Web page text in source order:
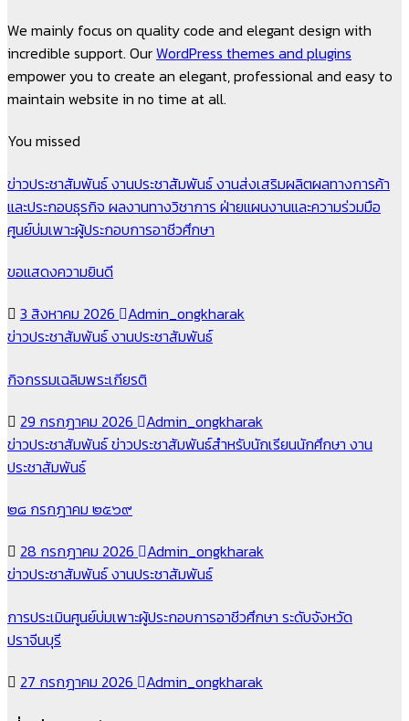
We mainly focus on quality code and elegant design with
incredible support. OurWordPress themes and plugins
empower you to create an elegant, professional and easy to
maintain website in no time at all.
You missed
ข่าวประชาสัมพันธ์งานประชาสัมพันธ์งานส่งเสริมผลิตผลทางการค้า
และประกอบธุรกิจ ผลงานทางวิชาการ ฝ่ายแผนงานและความร่วมมือ
ศูนย์บ่มเพาะผู้ประกอบการอาชีวศึกษา
ขอแสดงความยินดี
3 สิงหาคม 2026
Admin_ongkharak
ข่าวประชาสัมพันธ์งานประชาสัมพันธ์
กิจกรรมเฉลิมพระเกียรติ
29 กรกฎาคม 2026
Admin_ongkharak
ข่าวประชาสัมพันธ์ข่าวประชาสัมพันธ์สำหรับนักเรียนนักศึกษา งาน
ประชาสัมพันธ์
๒๘ กรกฎาคม ๒๕๖๙
28 กรกฎาคม 2026
Admin_ongkharak
ข่าวประชาสัมพันธ์งานประชาสัมพันธ์
การประเมินศูนย์บ่มเพาะผู้ประกอบการอาชีวศึกษา ระดับจังหวัด
ปราจีนบุรี
27 กรกฎาคม 2026
Admin_ongkharak